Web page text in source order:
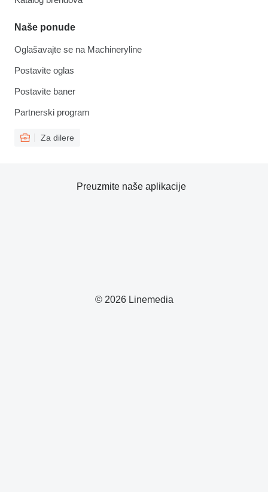
Naše ponude
Oglašavajte se na Machineryline
Postavite oglas
Postavite baner
Partnerski program
Za dilere
© 2026 Linemedia
Preuzmite naše aplikacije